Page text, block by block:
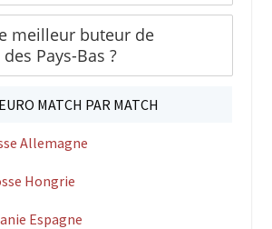
meilleur buteur de
Pays-Bas ?
MATCH PAR MATCH
Allemagne
Hongrie
Espagne